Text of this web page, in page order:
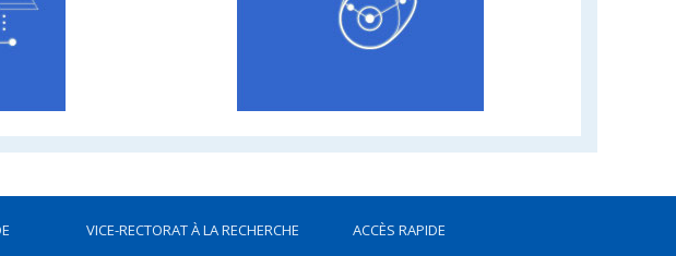
VICE-RECTORAT À LA RECHERCHE ACCÈS RAPIDE